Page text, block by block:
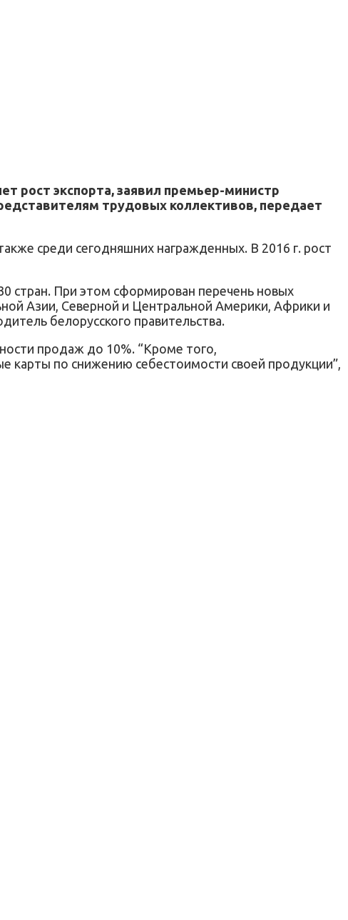
рост экспорта, заявил премьер-министр
трудовых коллективов, передает
среди сегодняшних награжденных. В 2016 г. рост
стран. При этом сформирован перечень новых
Азии, Северной и Центральной Америки, Африки и
белорусского правительства.
продаж до 10%. “Кроме того,
карты по снижению себестоимости своей продукции”,